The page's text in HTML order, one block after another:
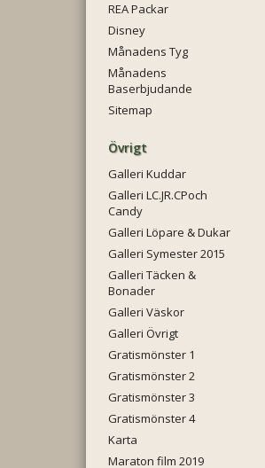
REA Packar
Disney
Månadens Tyg
Månadens
Baserbjudande
Sitemap
Övrigt
Galleri Kuddar
Galleri LC.JR.CPoch
Candy
Galleri Löpare & Dukar
Galleri Symester 2015
Galleri Täcken &
Bonader
Galleri Väskor
Galleri Övrigt
Gratismönster 1
Gratismönster 2
Gratismönster 3
Gratismönster 4
Karta
Maraton film 2019